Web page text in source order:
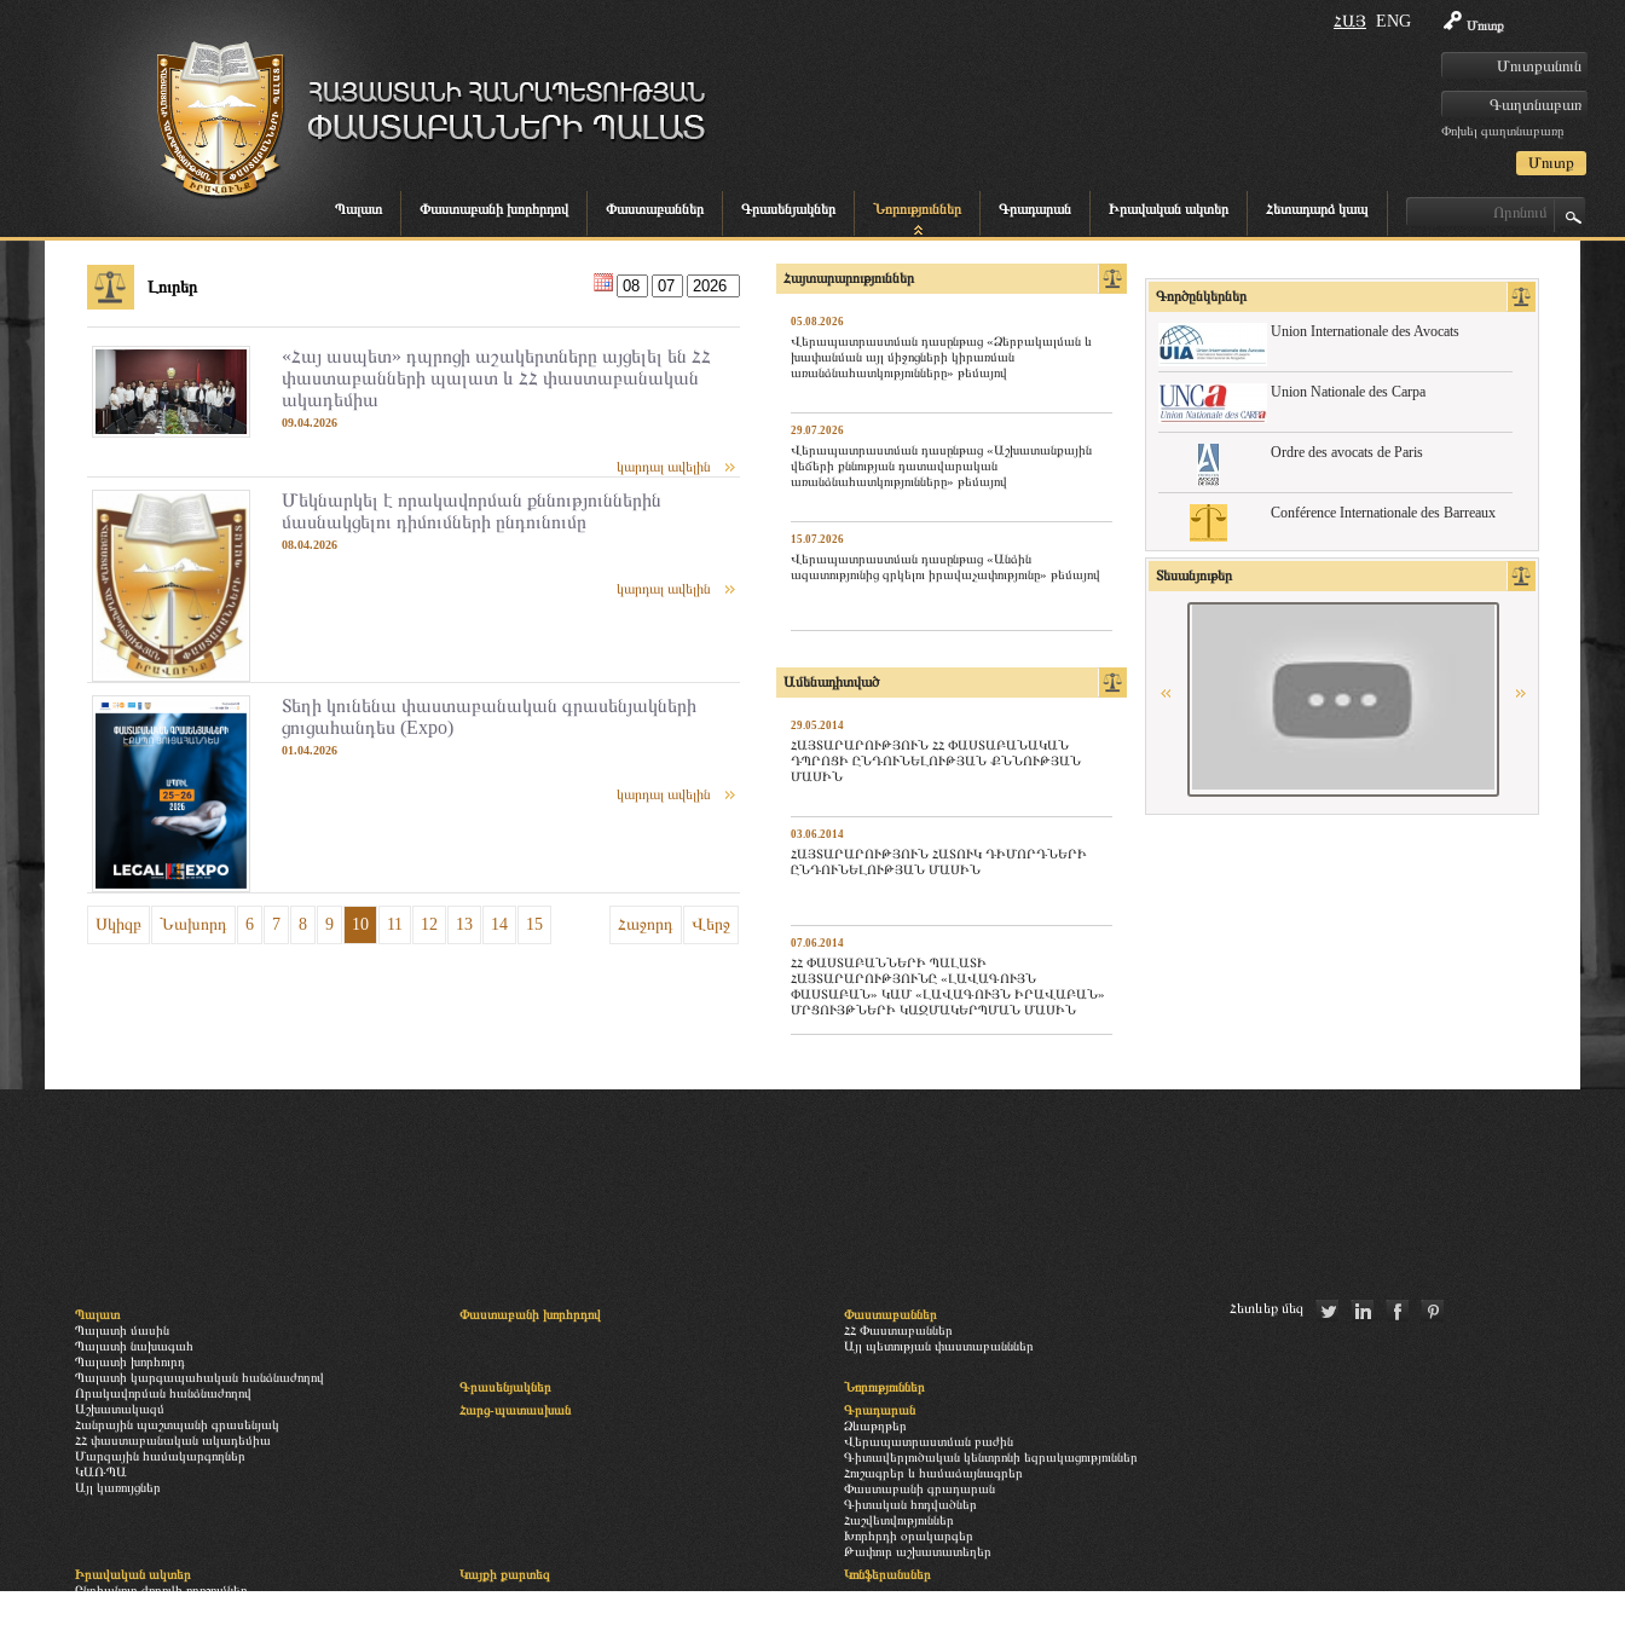
Մուտք
Փոխել գաղտնաբառը
ՀԱՅ ENG
Պալատ Փաստաբանի խորհրդով Փաստաբաններ Գրասենյակներ Նորություններ Գրադարան Իրավական ակտեր Հետադարձ կապ
Լուրեր
«Հայ ասպետ» դպրոցի աշակերտները այցելել են ՀՀ
փաստաբանների պալատ և ՀՀ փաստաբանական
ակադեմիա
09.04.2026
կարդալ ավելին
Մեկնարկել է որակավորման քննություններին
մասնակցելու դիմումների ընդունումը
08.04.2026
կարդալ ավելին
Տեղի կունենա փաստաբանական գրասենյակների
ցուցահանդես (Expo)
01.04.2026
կարդալ ավելին
Սկիզբ Նախորդ 6 7 8 9 10 11 12 13 14 15 Վերջ
Հաջորդ
Հայտարարություններ
05.08.2026
Վերապատրաստման դասընթաց «Ձերբակալման և
խափանման այլ միջոցների կիրառման
առանձնահատկությունները» թեմայով
29.07.2026
Վերապատրաստման դասընթաց «Աշխատանքային
վեճերի քննության դատավարական
առանձնահատկությունները» թեմայով
15.07.2026
Վերապատրաստման դասընթաց «Անձին
ազատությունից զրկելու իրավաչափությունը» թեմայով
Ամենադիտված
29.05.2014
ՀԱՅՏԱՐԱՐՈՒԹՅՈՒՆ ՀՀ ՓԱՍՏԱԲԱՆԱԿԱՆ
ԴՊՐՈՑԻ ԸՆԴՈՒՆԵԼՈՒԹՅԱՆ ՔՆՆՈՒԹՅԱՆ
ՄԱՍԻՆ
03.06.2014
ՀԱՅՏԱՐԱՐՈՒԹՅՈՒՆ ՀԱՏՈՒԿ ԴԻՄՈՐԴՆԵՐԻ
ԸՆԴՈՒՆԵԼՈՒԹՅԱՆ ՄԱՍԻՆ
07.06.2014
ՀՀ ՓԱՍՏԱԲԱՆՆԵՐԻ ՊԱԼԱՏԻ
ՀԱՅՏԱՐԱՐՈՒԹՅՈՒՆԸ «ԼԱՎԱԳՈՒՅՆ
ՓԱՍՏԱԲԱՆ» ԿԱՄ «ԼԱՎԱԳՈՒՅՆ ԻՐԱՎԱԲԱՆ»
ՄՐՑՈՒՅԹՆԵՐԻ ԿԱԶՄԱԿԵՐՊՄԱՆ ՄԱՍԻՆ
Գործընկերներ
Union Internationale des Avocats
Union Nationale des Carpa
Ordre des avocats de Paris
Conférence Internationale des Barreaux
Գերմանիայի փաստաբանների
դաշնային պալատ
հիմնադրամի (IRZ)
American Bar Association
«Փորձաքննությունների ազգային
բյուրո» ՊՈԱԿ
Տեսանյութեր
Պալատ
Պալատի մասին
Պալատի նախագահ
Պալատի խորհուրդ
Պալատի կարգապահական հանձնաժողով
Որակավորման հանձնաժողով
Աշխատակազմ
Հանրային պաշտպանի գրասենյակ
ՀՀ փաստաբանական ակադեմիա
Մարզային համակարգողներ
ԿԱՌՊԱ
Այլ կառույցներ
Փաստաբանի խորհրդով
Փաստաբաններ
ՀՀ Փաստաբաններ
Այլ պետության փաստաբանններ
Գրասենյակներ
Նորություններ
Հարց-պատասխան
Գրադարան
Ձևաթղթեր
Վերապատրաստման բաժին
Գիտավերլուծական կենտրոնի եզրակացություններ
Հուշագրեր և համաձայնագրեր
Փաստաբանի գրադարան
Գիտական հոդվածներ
Հաշվետվություններ
Խորհրդի օրակարգեր
Թափուր աշխատատեղեր
Իրավական ակտեր
Ընդհանուր ժողովի որոշումներ
Կայքի քարտեզ
Կոնֆերանսներ
Հետևեք մեզ